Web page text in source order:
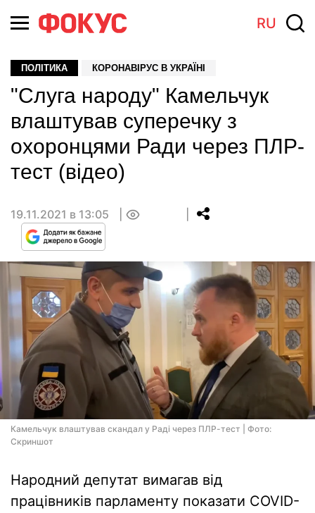
RU
ПОЛІТИКА КОРОНАВІРУС В УКРАЇНІ
"Слуга народу" Камельчук
влаштував суперечку з
охоронцями Ради через ПЛР-
тест (відео)
19.11.2021 в 13:05
Камельчук влаштував скандал у Раді через ПЛР-тест | Фото:
Скриншот
Народний депутат вимагав від
працівників парламенту показати COVID-